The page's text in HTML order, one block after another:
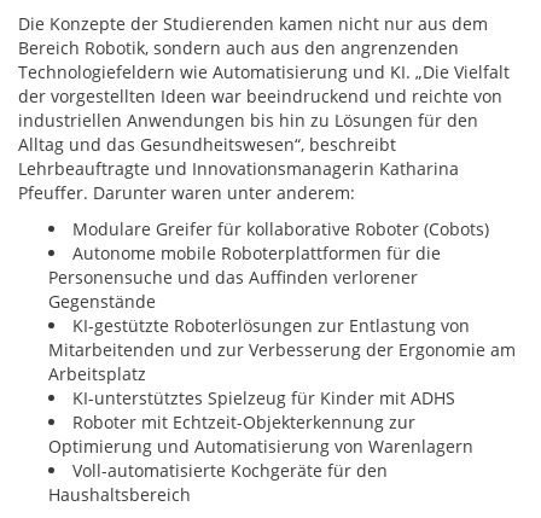
Die Konzepte der Studierenden kamen nicht nur aus dem
Bereich Robotik, sondern auch aus den angrenzenden
Technologiefeldern wie Automatisierung und KI. „Die Vielfalt
der vorgestellten Ideen war beeindruckend und reichte von
industriellen Anwendungen bis hin zu Lösungen für den
Alltag und das Gesundheitswesen“, beschreibt
Lehrbeauftragte und Innovationsmanagerin Katharina
Pfeuffer. Darunter waren unter anderem:
Modulare Greifer für kollaborative Roboter (Cobots)
Autonome mobile Roboterplattformen für die
Personensuche und das Auffinden verlorener
Gegenstände
KI-gestützte Roboterlösungen zur Entlastung von
Mitarbeitenden und zur Verbesserung der Ergonomie am
Arbeitsplatz
KI-unterstütztes Spielzeug für Kinder mit ADHS
Roboter mit Echtzeit-Objekterkennung zur
Optimierung und Automatisierung von Warenlagern
Voll-automatisierte Kochgeräte für den
Haushaltsbereich